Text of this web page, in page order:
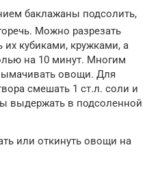
баклажаны подсолить,
Можно разрезать
их кубиками, кружками, а
на 10 минут. Многим
овощи. Для
смешать 1 ст.л. соли и
выдержать в подсоленной
или откинуть овощи на